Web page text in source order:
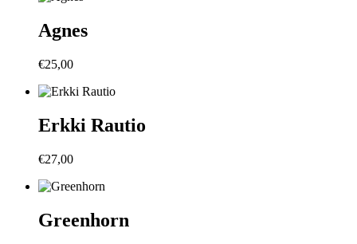
Agnes
€25,00
Erkki Rautio
€27,00
Greenhorn